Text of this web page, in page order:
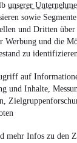
unserer
sowie
und Dritten über
Werbung und die
zu
auf
und Inhalte,
mehr Infos zu den
gibt es auf
Autosund